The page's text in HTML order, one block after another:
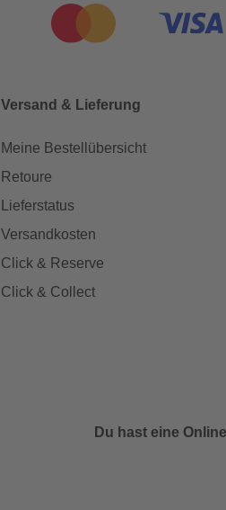
Versand & Lieferung
Meine Bestellübersicht
Retoure
Lieferstatus
Versandkosten
Click & Reserve
Click & Collect
Du hast eine